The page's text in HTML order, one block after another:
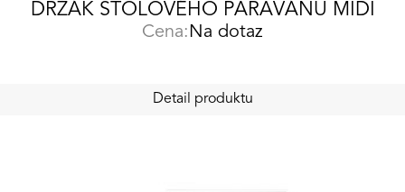
DRŽÁK STOLOVÉHO PARAVÁNU MIDI
Cena: Na dotaz
Detail produktu